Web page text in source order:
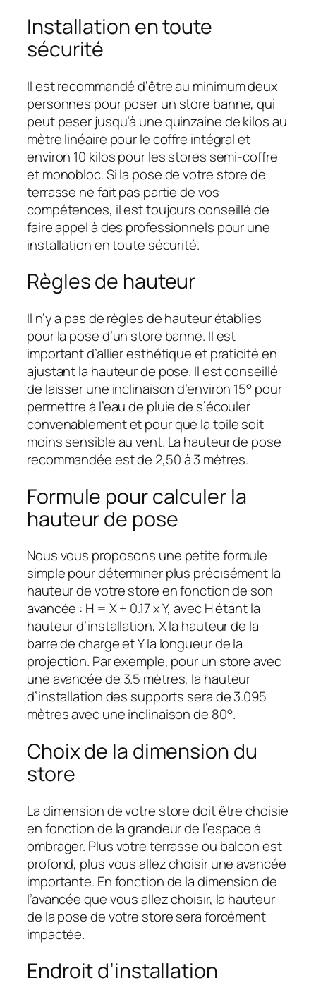
Installation en toute
sécurité
Il est recommandé d’être au minimum deux
personnes pour poser un store banne, qui
peut peser jusqu’à une quinzaine de kilos au
mètre linéaire pour le coffre intégral et
environ 10 kilos pour les stores semi-coffre
et monobloc. Si la pose de votre store de
terrasse ne fait pas partie de vos
compétences, il est toujours conseillé de
faire appel à des professionnels pour une
installation en toute sécurité.
Règles de hauteur
Il n’y a pas de règles de hauteur établies
pour la pose d’un store banne. Il est
important d’allier esthétique et praticité en
ajustant la hauteur de pose. Il est conseillé
de laisser une inclinaison d’environ 15° pour
permettre à l’eau de pluie de s’écouler
convenablement et pour que la toile soit
moins sensible au vent. La hauteur de pose
recommandée est de 2,50 à 3 mètres.
Formule pour calculer la
hauteur de pose
Nous vous proposons une petite formule
simple pour déterminer plus précisément la
hauteur de votre store en fonction de son
avancée : H = X + 0.17 x Y, avec H étant la
hauteur d’installation, X la hauteur de la
barre de charge et Y la longueur de la
projection. Par exemple, pour un store avec
une avancée de 3.5 mètres, la hauteur
d’installation des supports sera de 3.095
mètres avec une inclinaison de 80°.
Choix de la dimension du
store
La dimension de votre store doit être choisie
en fonction de la grandeur de l’espace à
ombrager. Plus votre terrasse ou balcon est
profond, plus vous allez choisir une avancée
importante. En fonction de la dimension de
l’avancée que vous allez choisir, la hauteur
de la pose de votre store sera forcément
impactée.
Endroit d’installation